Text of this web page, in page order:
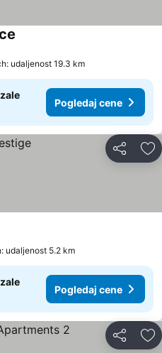
udaljenost 19.3 km
Pogledaj cene
Deli
udaljenost 5.2 km
Pogledaj cene
Deli